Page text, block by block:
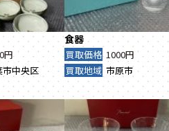
円
市中央区
食器
買取価格 1000円
買取地域 市原市